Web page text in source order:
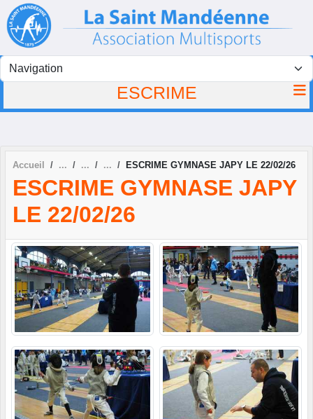
ESCRIME
Accueil ESCRIME GYMNASE JAPY LE 22/02/26
ESCRIME GYMNASE JAPY
LE 22/02/26
Panneau de gestion des cookies